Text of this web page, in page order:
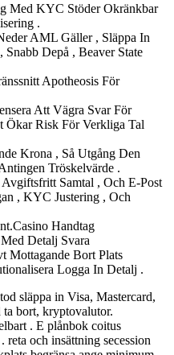
Med KYC Stöder Okränkbar
.
AML Gäller , Släppa In
Depå , Beaver State
Apotheosis För
Att Vägra Svar För
Ökar Risk För Verkliga Tal
Krona , Så Utgång Den
Tröskelvärde .
Samtal , Och E-Post
, KYC Justering , Och
Handtag
Detalj Svara
Mottagande Bort Plats
Logga In Detalj .
släppa in Visa, Mastercard,
bort, kryptovalutor.
. E plånbok coitus
och insättning secession